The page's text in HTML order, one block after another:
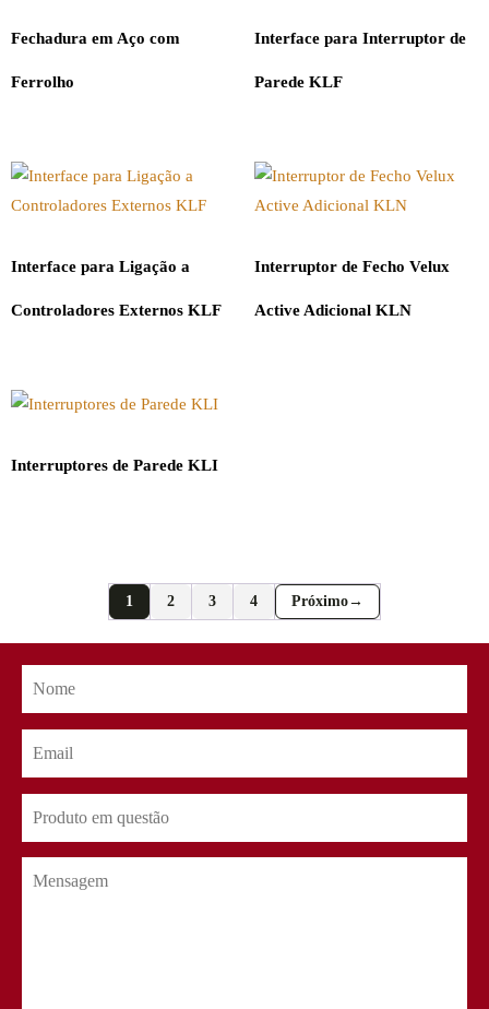
Fechadura em Aço com
Ferrolho
Interface para Interruptor de
Parede KLF
Interface para Ligação a
Controladores Externos KLF
Interruptor de Fecho Velux
Active Adicional KLN
Interruptores de Parede KLI
1 2 3 4 →